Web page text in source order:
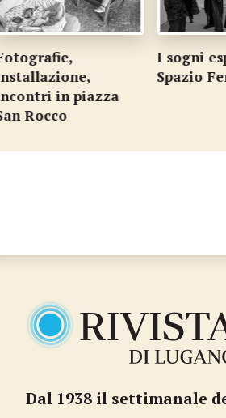
piazza
I sogni esplosivi
Spazio Fervida
…
Dal 1938 il settimanale